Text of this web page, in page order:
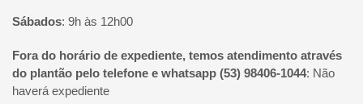
Sábados: 9h às 12h00
Fora do horário de expediente, temos atendimento através
do plantão pelo telefone e whatsapp (53) 98406-1044: Não
haverá expediente